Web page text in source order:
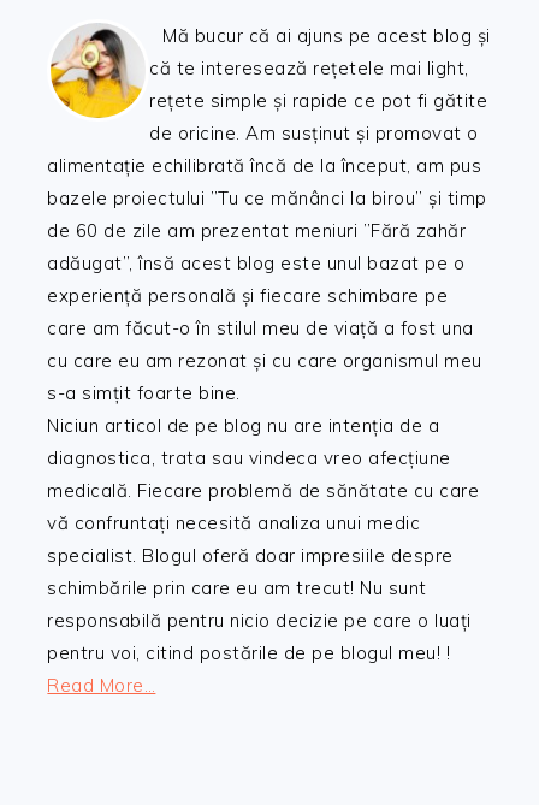
Mă bucur că ai ajuns pe acest blog și
că te interesează rețetele mai light,
rețete simple și rapide ce pot fi gătite
de oricine. Am susținut și promovat o
alimentație echilibrată încă de la început, am pus
bazele proiectului ”Tu ce mănânci la birou” și timp
de 60 de zile am prezentat meniuri ”Fără zahăr
adăugat”, însă acest blog este unul bazat pe o
experiență personală și fiecare schimbare pe
care am făcut-o în stilul meu de viață a fost una
cu care eu am rezonat și cu care organismul meu
s-a simțit foarte bine.
Niciun articol de pe blog nu are intenția de a
diagnostica, trata sau vindeca vreo afecțiune
medicală. Fiecare problemă de sănătate cu care
vă confruntați necesită analiza unui medic
specialist. Blogul oferă doar impresiile despre
schimbările prin care eu am trecut! Nu sunt
responsabilă pentru nicio decizie pe care o luați
pentru voi, citind postările de pe blogul meu! !
Read More…